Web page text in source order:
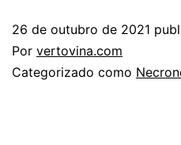
26 de outubro de 2021
Por vertovina.com
Categorizado como